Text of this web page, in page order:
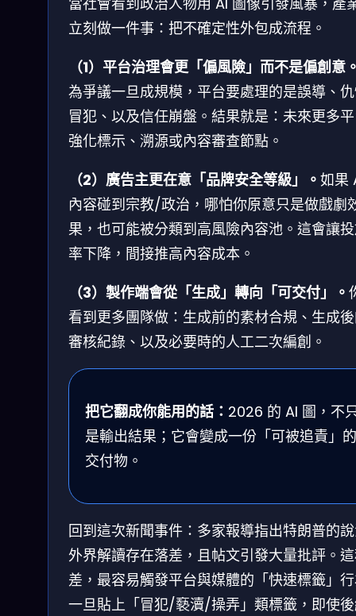
立刻做一件事：把不確定性外包成流程。
（1）平台治理會更「偏風險」而不是偏創意
為爭議一旦成規模，平台要處理的是誤導、
冒犯、以及信任崩盤。結果就是：未來更多
強化標示、溯源或內容審查節點。
（2）廣告主更在意「品牌安全等級」。 如果
內容碰到宗教/政治，哪怕你原意只是做戲劇
果，也可能被分類到高風險內容池。這會讓
率下降，間接推高內容成本。
（3）製作端會從「生成」轉向「可交付」。
看到更多團隊做：生成前的素材合規、生成
審核紀錄、以及必要時的人工二次編創。
把它翻成你能用的話： 2026 的 AI 圖，不
是輸出結果；它會變成一份「可被追責」的
交付物。
回到這次新聞事件：多家報導指出特朗普的
外界解讀存在落差，且帖文引發大量批評。
差，最容易觸發平台與媒體的「快速標籤」
一旦貼上「冒犯/褻瀆/操弄」類標籤，即使